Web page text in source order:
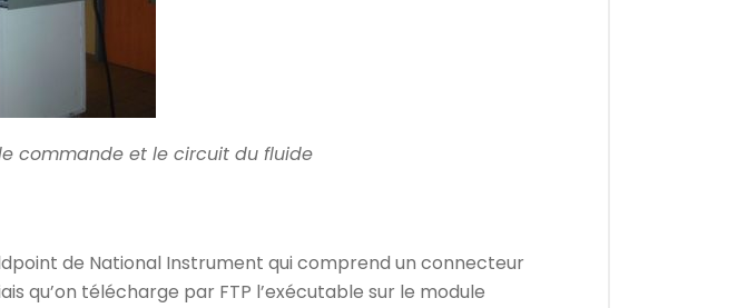
commande et le circuit du fluide
de National Instrument qui comprend un connecteur
qu’on télécharge par FTP l’exécutable sur le module